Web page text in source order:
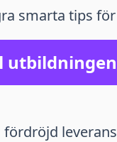
smarta tips
utbildningen